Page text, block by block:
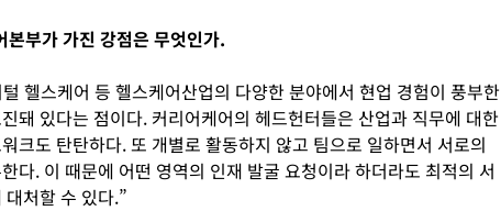
부가 가진 강점은 무엇인가.
헬스케어 등 헬스케어산업의 다양한 분야에서 현업 경험이 풍부한
돼 있다는 점이다. 커리어케어의 헤드헌터들은 산업과 직무에 대한
크도 탄탄하다. 또 개별로 활동하지 않고 팀으로 일하면서 서로의
다. 이 때문에 어떤 영역의 인재 발굴 요청이라 하더라도 최적의 서
처할 수 있다.”